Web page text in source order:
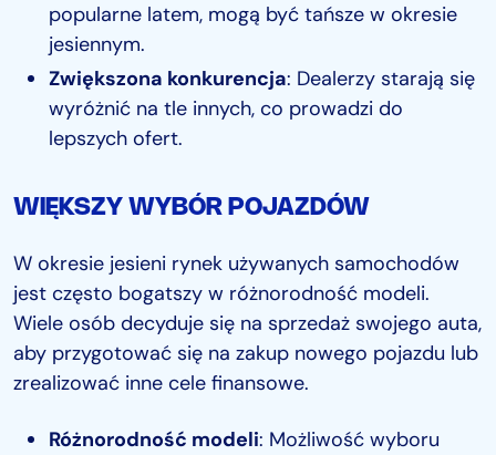
popularne latem, mogą być tańsze w okresie
jesiennym.
Zwiększona konkurencja: Dealerzy starają się
wyróżnić na tle innych, co prowadzi do
lepszych ofert.
WIĘKSZY WYBÓR POJAZDÓW
W okresie jesieni rynek używanych samochodów
jest często bogatszy w różnorodność modeli.
Wiele osób decyduje się na sprzedaż swojego auta,
aby przygotować się na zakup nowego pojazdu lub
zrealizować inne cele finansowe.
Różnorodność modeli: Możliwość wyboru